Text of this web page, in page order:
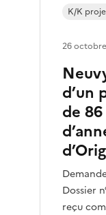
d’un
de
Dossier
reçu
K/K
26